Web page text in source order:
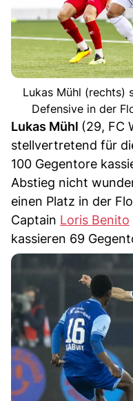
Lukas Mühl (rechts)
Defensive in der
Lukas Mühl (29, FC
stellvertretend für
100 Gegentore
Abstieg nicht
einen Platz in der
Captain Loris Benito
kassieren 69